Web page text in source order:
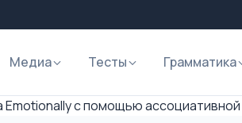
Медиа Тесты Грамматика
Emotionally с помощью ассоциативной